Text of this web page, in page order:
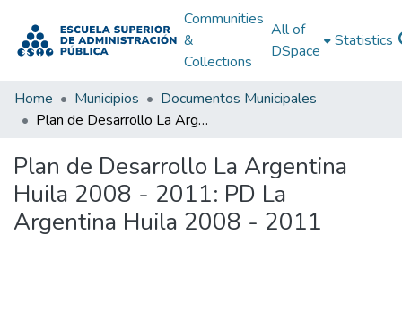
Communities
&
Collections
All of
DSpace
Statistics
Home Municipios
Documentos Municipales
Plan de Desarrollo La Argentina Huila 2008 - 2011: PD La Argentina Huila 2008 - 2011
Plan de Desarrollo La Argentina
Huila 2008 - 2011: PD La
Argentina Huila 2008 - 2011